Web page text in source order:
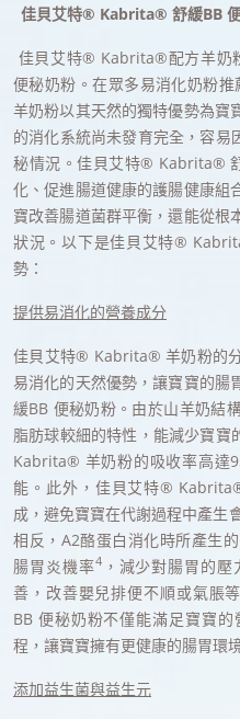
佳貝艾特® Kabrita® 舒緩BB
佳貝艾特® Kabrita®配方羊奶
便秘奶粉。在眾多易消化奶粉
羊奶粉以其天然的獨特優勢為寶
的消化系統尚未發育完全，容易
秘情況。佳貝艾特® Kabrita®
化、促進腸道健康的護腸健康組
寶改善腸道菌群平衡，還能從根
狀況。以下是佳貝艾特®
勢：
提供易消化的營養成分
佳貝艾特® Kabrita® 羊奶粉的
易消化的天然優勢，讓寶寶的腸
緩BB 便秘奶粉。由於山羊奶結
脂肪球較細的特性，能減少寶
Kabrita® 羊奶粉的吸收率高達
能。此外，佳貝艾特®
成，避免寶寶在代謝過程中產生
相反，A2酪蛋白消化時所產生
腸胃炎機率4，減少對腸胃的壓
善，改善嬰兒排便不順或氣脹
BB 便秘奶粉不僅能滿足寶寶
程，讓寶寶擁有更健康的腸胃環
添加益生菌與益生元